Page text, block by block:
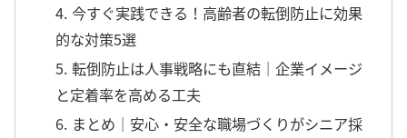
4. 今すぐ実践できる！高齢者の転倒防止に効果
的な対策5選
5. 転倒防止は人事戦略にも直結｜企業イメージ
と定着率を高める工夫
6. まとめ｜安心・安全な職場づくりがシニア採